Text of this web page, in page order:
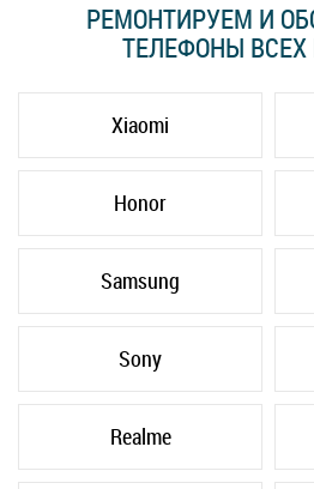
РЕМОНТИРУЕМ И
ТЕЛЕФОНЫ ВСЕХ
Xiaomi
Honor
Samsung
Sony
Realme